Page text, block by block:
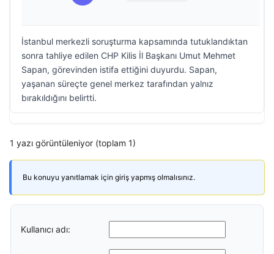
İstanbul merkezli soruşturma kapsamında tutuklandıktan
sonra tahliye edilen CHP Kilis İl Başkanı Umut Mehmet
Sapan, görevinden istifa ettiğini duyurdu. Sapan,
yaşanan süreçte genel merkez tarafından yalnız
bırakıldığını belirtti.
1 yazı görüntüleniyor (toplam 1)
Bu konuyu yanıtlamak için giriş yapmış olmalısınız.
Kullanıcı adı: